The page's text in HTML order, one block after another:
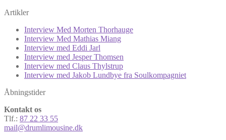
Artikler
Interview Med Morten Thorhauge
Interview Med Mathias Miang
Interview med Eddi Jarl
Interview med Jesper Thomsen
Interview med Claus Thylstrup
Interview med Jakob Lundbye fra Soulkompagniet
Åbningstider
Kontakt os
Tlf.: 87 22 33 55
mail@drumlimousine.dk